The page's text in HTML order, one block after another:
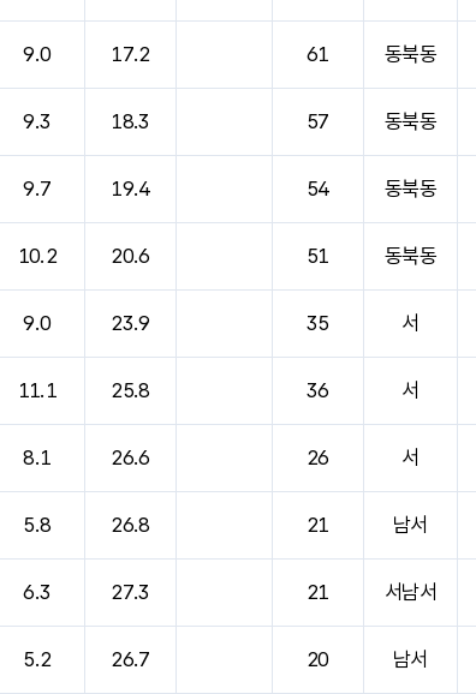
9.0 17.2 61 동북동
9.3 18.3 57 동북동
9.7 19.4 54 동북동
10.2 20.6 51 동북동
9.0 23.9 35 서
11.1 25.8 36 서
8.1 26.6 26 서
5.8 26.8 21 남서
6.3 27.3 21 서남서
5.2 26.7 20 남서